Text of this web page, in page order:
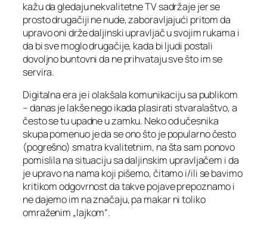
kažu da gledaju nekvalitetne TV sadržaje jer se
prosto drugačiji ne nude, zaboravljajući pritom da
upravo oni drže daljinski upravljač u svojim rukama i
da bi sve moglo drugačije, kada bi ljudi postali
dovoljno buntovni da ne prihvataju sve što im se
servira.
Digitalna era je i olakšala komunikaciju sa publikom
– danas je lakše nego ikada plasirati stvaralaštvo, a
često se tu upadne u zamku. Neko od učesnika
skupa pomenuo je da se ono što je popularno često
(pogrešno) smatra kvalitetnim, na šta sam ponovo
pomislila na situaciju sa daljinskim upravljačem i da
je upravo na nama koji pišemo, čitamo i/ili se bavimo
kritikom odgovrnost da takve pojave prepoznamo i
ne dajemo im na značaju, pa makar ni toliko
omraženim „lajkom“.